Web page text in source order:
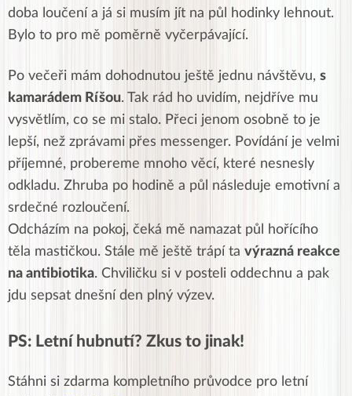
doba loučení a já si musím jít na půl hodinky lehnout.
Bylo to pro mě poměrně vyčerpávající.
Po večeři mám dohodnutou ještě jednu návštěvu, s
kamarádem Ríšou. Tak rád ho uvidím, nejdříve mu
vysvětlím, co se mi stalo. Přeci jenom osobně to je
lepší, než zprávami přes messenger. Povídání je velmi
příjemné, probereme mnoho věcí, které nesnesly
odkladu. Zhruba po hodině a půl následuje emotivní a
srdečné rozloučení.
Odcházím na pokoj, čeká mě namazat půl hořícího
těla mastičkou. Stále mě ještě trápí ta výrazná reakce
na antibiotika. Chviličku si v posteli oddechnu a pak
jdu sepsat dnešní den plný výzev.
PS: Letní hubnutí? Zkus to jinak!
Stáhni si zdarma kompletního průvodce pro letní